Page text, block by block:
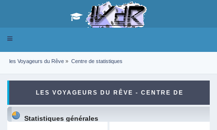
Toggle
les Voyageurs du Rêve » Centre de statistiques
LES VOYAGEURS DU RÊVE - CENTRE DE
STATISTIQUES
Statistiques générales